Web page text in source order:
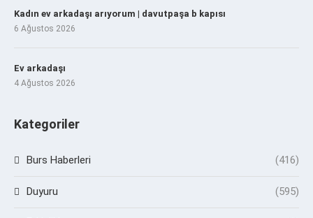
Kadın ev arkadaşı arıyorum | davutpaşa b kapısı
6 Ağustos 2026
Ev arkadaşı
4 Ağustos 2026
Kategoriler
Burs Haberleri (416)
Duyuru (595)